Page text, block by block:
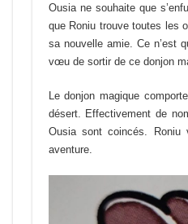
Ousia ne souhaite que
que Roniu trouve toutes les
sa nouvelle amie. Ce n’est
vœu de sortir de ce donjon
Le donjon magique
désert. Effectivement de
Ousia sont coincés.
aventure.